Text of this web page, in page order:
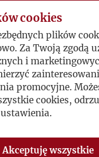
/ Józef
André Boutang
cookies
plików
Za Twoją zgodą
i
promocyjne.
cookies,
Akceptuję wszystkie